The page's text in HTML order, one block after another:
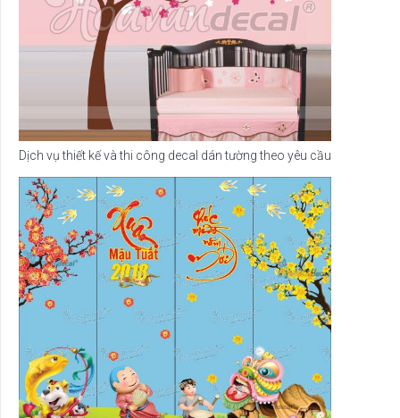
Dịch vụ thiết kế và thi công decal dán tường theo yêu cầu